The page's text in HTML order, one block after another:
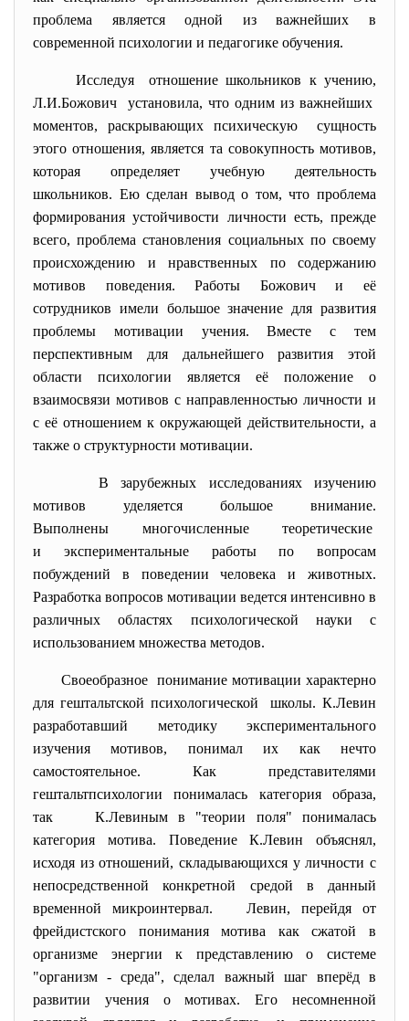
проблема является одной из важнейших в
современной психологии и педагогике обучения.
Исследуя отношение школьников к учению,
Л.И.Божович установила, что одним из важнейших
моментов, раскрывающих психическую сущность
этого отношения, является та совокупность мотивов,
которая определяет учебную деятельность
школьников. Ею сделан вывод о том, что проблема
формирования устойчивости личности есть, прежде
всего, проблема становления социальных по своему
происхождению и нравственных по содержанию
мотивов поведения. Работы Божович и её
сотрудников имели большое значение для развития
проблемы мотивации учения. Вместе с тем
перспективным для дальнейшего развития этой
области психологии является её положение о
взаимосвязи мотивов с направленностью личности и
с её отношением к окружающей действительности, а
также о структурности мотивации.
В зарубежных исследованиях изучению
мотивов уделяется большое внимание.
Выполнены многочисленные теоретические
и экспериментальные работы по вопросам
побуждений в поведении человека и животных.
Разработка вопросов мотивации ведется интенсивно в
различных областях психологической науки с
использованием множества методов.
Своеобразное понимание мотивации характерно
для гештальтской психологической школы. К.Левин
разработавший методику экспериментального
изучения мотивов, понимал их как нечто
самостоятельное. Как представителями
гештальтпсихологии понималась категория образа,
так К.Левиным в "теории поля" понималась
категория мотива. Поведение К.Левин объяснял,
исходя из отношений, складывающихся у личности с
непосредственной конкретной средой в данный
временной микроинтервал. Левин, перейдя от
фрейдистского понимания мотива как сжатой в
организме энергии к представлению о системе
"организм - среда", сделал важный шаг вперёд в
развитии учения о мотивах. Его несомненной